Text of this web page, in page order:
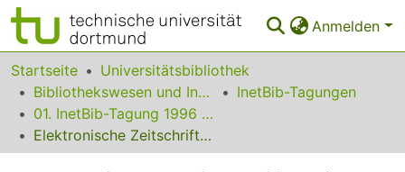
Anmelden
Bereiche & Sammlungen
Das gesamte Repositorium
Statistiken
Startseite
Universitätsbibliothek
Bibliothekswesen und Information
InetBib-Tagungen
01. InetBib-Tagung 1996 in Dortmund
Elektronische Zeitschriften im Internet